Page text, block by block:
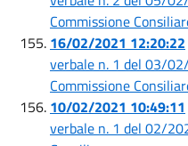
Commissione
16/02/2021 12:20:22
verbale n. 1 del 03/
Commissione
10/02/2021 10:49:11
verbale n. 1 del 02/